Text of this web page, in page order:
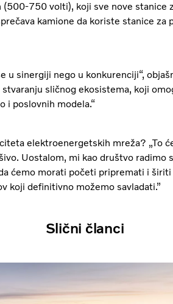
(500-750 volti), koji sve nove stanice
kamione da koriste stanice za
u sinergiji nego u konkurenciji“,
sličnog ekosistema, koji
i poslovnih modela.“
elektroenergetskih mreža? „To
Uostalom, mi kao društvo radimo
ćemo morati početi pripremati i
koji definitivno možemo savladati.”
Slični članci